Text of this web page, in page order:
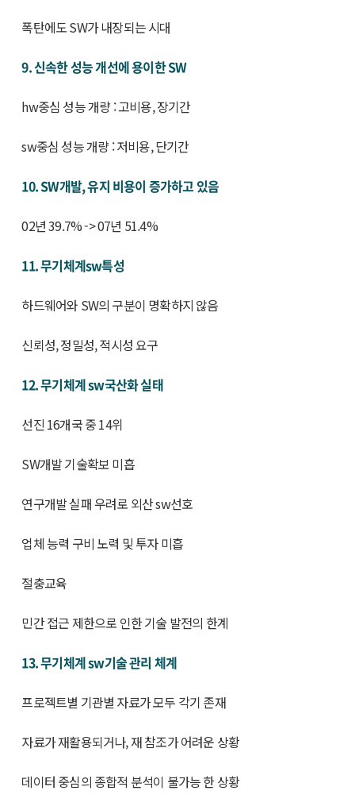
폭탄에도 SW가 내장되는 시대
9. 신속한 성능 개선에 용이한 SW
hw중심 성능 개량 : 고비용, 장기간
sw중심 성능 개량 : 저비용, 단기간
10. SW개발, 유지 비용이 증가하고 있음
02년 39.7% -> 07년 51.4%
11. 무기체계sw특성
하드웨어와 SW의 구분이 명확하지 않음
신뢰성, 정밀성, 적시성 요구
12. 무기체계 sw국산화 실태
선진 16개국 중 14위
SW개발 기술확보 미흡
연구개발 실패 우려로 외산 sw선호
업체 능력 구비 노력 및 투자 미흡
절충교육
민간 접근 제한으로 인한 기술 발전의 한계
13. 무기체계 sw기술 관리 체계
프로젝트별 기관별 자료가 모두 각기 존재
자료가 재활용되거나, 재 참조가 어려운 상황
데이터 중심의 종합적 분석이 불가능 한 상황